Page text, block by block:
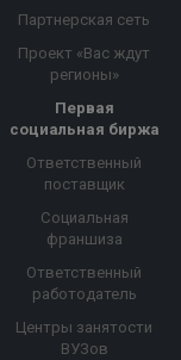
Партнерская сеть
Проект «Вас ждут
регионы»
Первая
социальная биржа
Ответственный
поставщик
Социальная
франшиза
Ответственный
работодатель
Центры занятости
ВУЗов